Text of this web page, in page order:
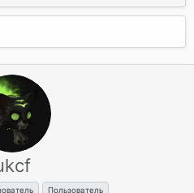
Пользователь